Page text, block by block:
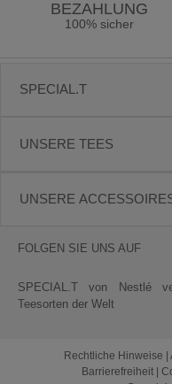
BEZAHLUNG
100% sicher
SPECIAL.T
UNSERE TEES
UNSERE
FOLGEN SIE UNS AUF
SPECIAL.T von Nestlé
Teesorten der Welt
Rechtliche Hinweise
Barrierefreiheit|